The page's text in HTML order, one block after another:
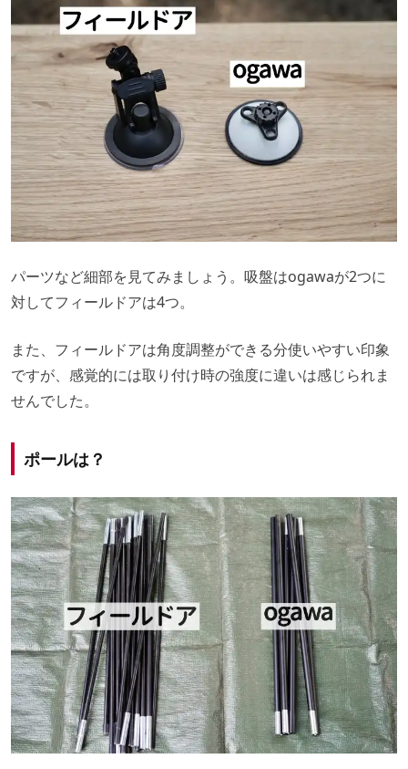
パーツなど細部を見てみましょう。吸盤はogawaが2つに
対してフィールドアは4つ。
また、フィールドアは角度調整ができる分使いやすい印象
ですが、感覚的には取り付け時の強度に違いは感じられま
せんでした。
ポールは？